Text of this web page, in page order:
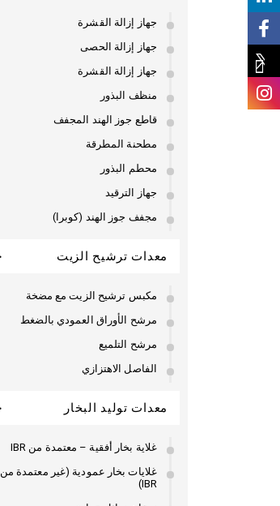
جهاز إزالة القشرة
جهاز إزالة الحصى
جهاز إزالة القشرة
منظف البذور
قاطع جوز الهند المجفف
مطحنة المطرقة
محطم البذور
جهاز الترقيد
مجفف جوز الهند (كوبرا)
معدات ترشيح الزيت
مكبس ترشيح الزيت مع مضخة
مرشح الأوراق العمودي بالضغط
مرشح التلميع
الفاصل الاهتزازي
معدات توليد البخار
غلاية بخار أفقية – معتمدة من IBR
غلايات بخار عمودية (غير معتمدة من
IBR)